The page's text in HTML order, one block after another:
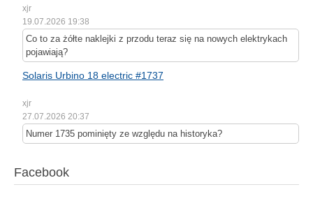
xjr
19.07.2026 19:38
Co to za żółte naklejki z przodu teraz się na nowych elektrykach
pojawiają?
Solaris Urbino 18 electric #1737
xjr
27.07.2026 20:37
Numer 1735 pominięty ze względu na historyka?
Facebook